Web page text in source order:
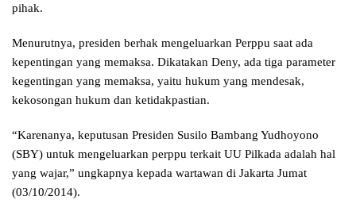
pihak.
Menurutnya, presiden berhak mengeluarkan Perppu saat ada
kepentingan yang memaksa. Dikatakan Deny, ada tiga parameter
kegentingan yang memaksa, yaitu hukum yang mendesak,
kekosongan hukum dan ketidakpastian.
“Karenanya, keputusan Presiden Susilo Bambang Yudhoyono
(SBY) untuk mengeluarkan perppu terkait UU Pilkada adalah hal
yang wajar,” ungkapnya kepada wartawan di Jakarta Jumat
(03/10/2014).